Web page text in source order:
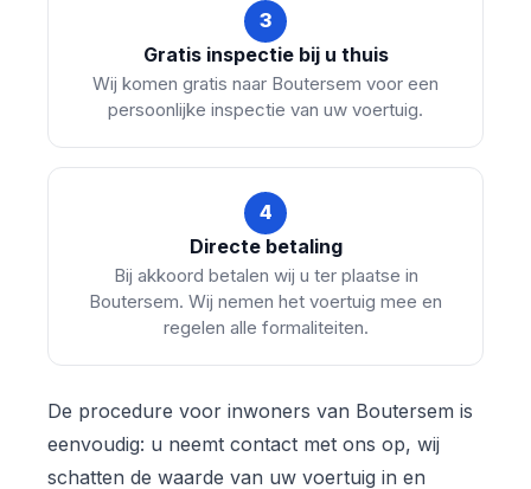
3
Gratis inspectie bij u thuis
Wij komen gratis naar Boutersem voor een
persoonlijke inspectie van uw voertuig.
4
Directe betaling
Bij akkoord betalen wij u ter plaatse in
Boutersem. Wij nemen het voertuig mee en
regelen alle formaliteiten.
De procedure voor inwoners van Boutersem is
eenvoudig: u neemt contact met ons op, wij
schatten de waarde van uw voertuig in en